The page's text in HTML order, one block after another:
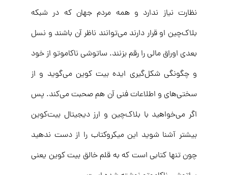
نظارت نیاز ندارد و همه مردم جهان که در شبکه
بلاک‌چین او قرار دارند می‌توانند ناظر آن باشند و نسل
بعدی اوراق مالی را رقم بزنند. ساتوشی ناکاموتو از خود
و چگونگی شکل‌گیری ایده بیت کوین می‌گوید و از
سختی‌های و اطلاعات فنی آن هم صحبت می‌کند. پس
اگر می‌خواهید با بلاک‌چین و ارز دیجیتال بیت‌کوین
بیشتر آشنا شوید این میکروکتاب را از دست ندهید
چون تنها کتابی است که به قلم خالق بیت کوین یعنی